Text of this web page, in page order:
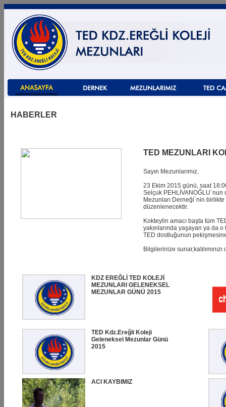
HABERLER
TED MEZUNLARI
Sayın Mezunlarımız,
23 Ekim 2015 günü, saat
Selçuk PEHLİVANOĞLU´nun
Mezunları Derneği´nin
düzenlenecektir.
Kokteylin amacı başta tüm
yakınlarında yaşayan ya da
TED dostluğunun
Bilgilerinize sunar,katılımınızı
KDZ EREĞLİ TED KOLEJİ
MEZUNLARI GELENEKSEL
MEZUNLAR GÜNÜ 2015
TED Kdz.Ereğli Koleji
Geleneksel Mezunlar Günü
2015
ACI KAYBIMIZ